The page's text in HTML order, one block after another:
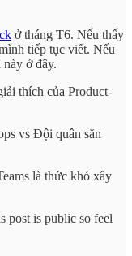
ở tháng T6. Nếu thấy
tiếp tục viết. Nếu
ở đây.
thích của Product-
vs Đội quân săn
là thức khó xây
post is public so feel